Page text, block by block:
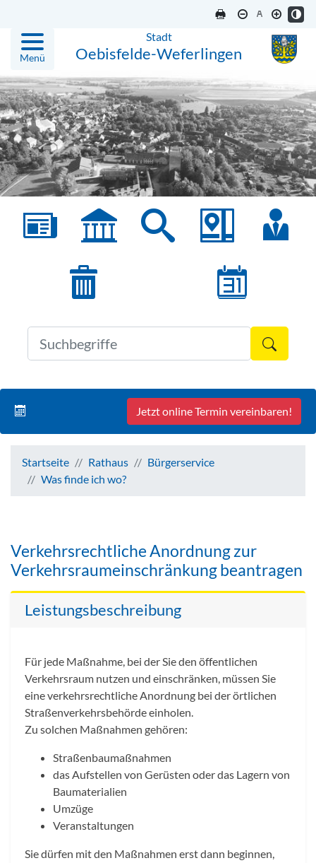
Menü
Stadt
Oebisfelde-Weferlingen
Jetzt online Termin vereinbaren!
Startseite Rathaus
Bürgerservice
Was finde ich wo?
Verkehrsrechtliche Anordnung zur
Verkehrsraumeinschränkung beantragen
Leistungsbeschreibung
Für jede Maßnahme, bei der Sie den öffentlichen
Verkehrsraum nutzen und einschränken, müssen Sie
eine verkehrsrechtliche Anordnung bei der örtlichen
Straßenverkehrsbehörde einholen.
Zu solchen Maßnahmen gehören:
Straßenbaumaßnahmen
das Aufstellen von Gerüsten oder das Lagern von
Baumaterialien
Umzüge
Veranstaltungen
Sie dürfen mit den Maßnahmen erst dann beginnen,